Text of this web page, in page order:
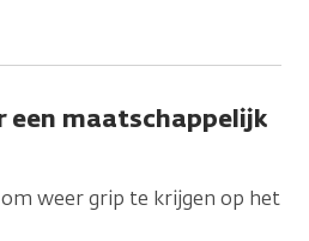
een maatschappelijk
weer grip te krijgen op het